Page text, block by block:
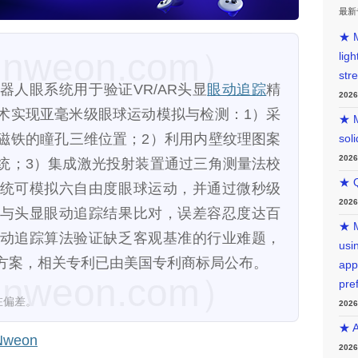
人眼系统用于验证VR/AR头显眼动追踪精
实现亚毫米级眼球运动模拟与检测：1）采
铁的瞳孔三维位置；2）利用内壁纹理图案
；3）集成激光投射装置通过三角测量法校
可模拟六自由度眼球运动，并通过微秒级
头显眼动追踪结果比对，误差容忍度达百
追踪算法验证缺乏客观基准的行业难题，
，相关专利已由美国专利商标局公布。
差。 ）
最新
★
★
★
★
★